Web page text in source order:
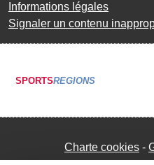
Informations légales
Signaler un contenu
SPORTSREGIONS
Charte cookies